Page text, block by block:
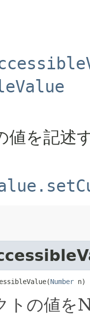
値を記述
Number n)
トの値